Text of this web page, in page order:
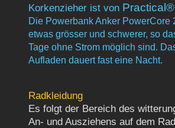
Korkenzieher ist von Practical®
Die Powerbank Anker PowerCore
etwas grösser und schwerer, so
Tage ohne Strom möglich sind.
Aufladen dauert fast eine Nacht.
Radkleidung
Es folgt der Bereich des
An- und Ausziehens auf dem